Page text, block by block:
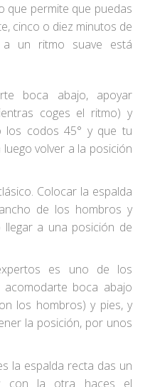
que permite que puedas
cinco o diez minutos de
a un ritmo suave está
boca abajo, apoyar
coges el ritmo) y
los codos 45° y que tu
volver a la posición
Colocar la espalda
de los hombros y
a una posición de
es uno de los
acomodarte boca abajo
los hombros) y pies, y
la posición, por unos
la espalda recta das un
con la otra haces el